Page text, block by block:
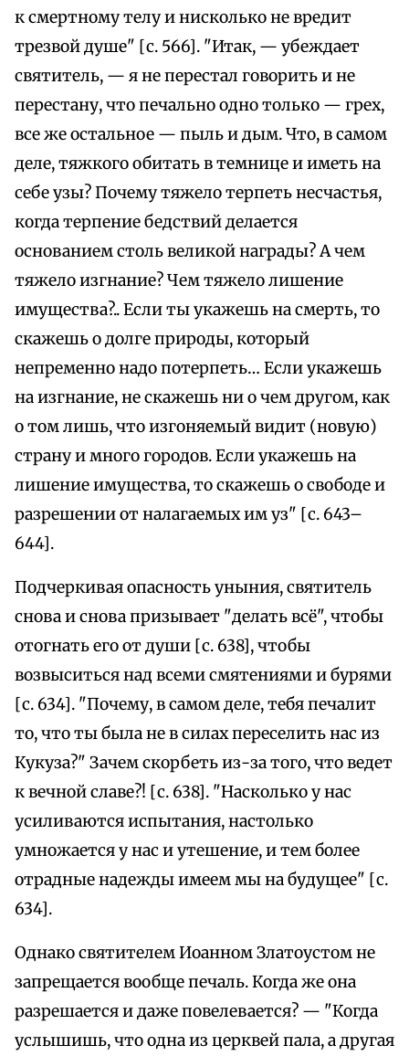
к смертному телу и нисколько не вредит
трезвой душе" [с. 566]. "Итак, — убеждает
святитель, — я не перестал говорить и не
перестану, что печально одно только — грех,
все же остальное — пыль и дым. Что, в самом
деле, тяжкого обитать в темнице и иметь на
себе узы? Почему тяжело терпеть несчастья,
когда терпение бедствий делается
основанием столь великой награды? А чем
тяжело изгнание? Чем тяжело лишение
имущества?.. Если ты укажешь на смерть, то
скажешь о долге природы, который
непременно надо потерпеть… Если укажешь
на изгнание, не скажешь ни о чем другом, как
о том лишь, что изгоняемый видит (новую)
страну и много городов. Если укажешь на
лишение имущества, то скажешь о свободе и
разрешении от налагаемых им уз" [с. 643–
644].
Подчеркивая опасность уныния, святитель
снова и снова призывает "делать всё", чтобы
отогнать его от души [с. 638], чтобы
возвыситься над всеми смятениями и бурями
[с. 634]. "Почему, в самом деле, тебя печалит
то, что ты была не в силах переселить нас из
Кукуза?" Зачем скорбеть из-за того, что ведет
к вечной славе?! [с. 638]. "Насколько у нас
усиливаются испытания, настолько
умножается у нас и утешение, и тем более
отрадные надежды имеем мы на будущее" [с.
634].
Однако святителем Иоанном Златоустом не
запрещается вообще печаль. Когда же она
разрешается и даже повелевается? — "Когда
услышишь, что одна из церквей пала, а другая